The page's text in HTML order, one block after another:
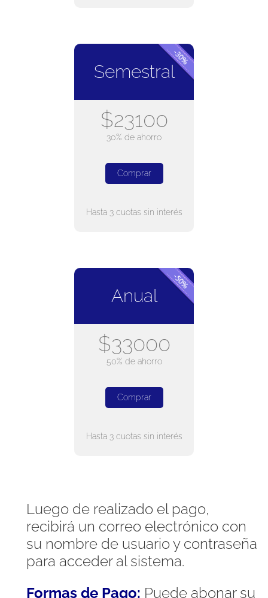
Semestral
$23100
30% de ahorro
Comprar
Hasta 3 cuotas sin interés
Anual
$33000
50% de ahorro
Comprar
Hasta 3 cuotas sin interés
Luego de realizado el pago,
recibirá un correo electrónico con
su nombre de usuario y contraseña
para acceder al sistema.
Formas de Pago: Puede abonar su